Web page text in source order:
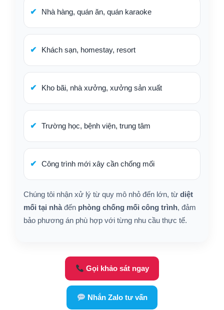
Nhà hàng, quán ăn, quán karaoke
Khách sạn, homestay, resort
Kho bãi, nhà xưởng, xưởng sản xuất
Trường học, bệnh viện, trung tâm
Công trình mới xây cần chống mối
Chúng tôi nhận xử lý từ quy mô nhỏ đến lớn, từ diệt
mối tại nhà đến phòng chống mối công trình, đảm
bảo phương án phù hợp với từng nhu cầu thực tế.
Gọi khảo sát ngay
Nhắn Zalo tư vấn